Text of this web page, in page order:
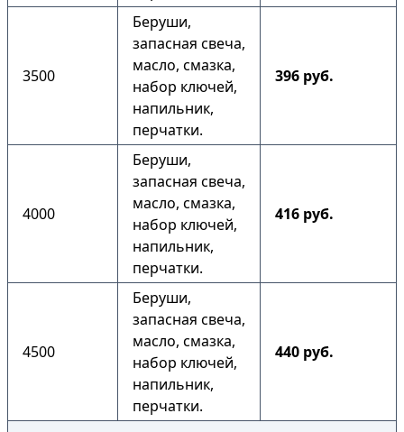
3500
Беруши,
запасная свеча,
масло, смазка,
набор ключей,
напильник,
перчатки.
396 руб.
4000
Беруши,
запасная свеча,
масло, смазка,
набор ключей,
напильник,
перчатки.
416 руб.
4500
Беруши,
запасная свеча,
масло, смазка,
набор ключей,
напильник,
перчатки.
440 руб.